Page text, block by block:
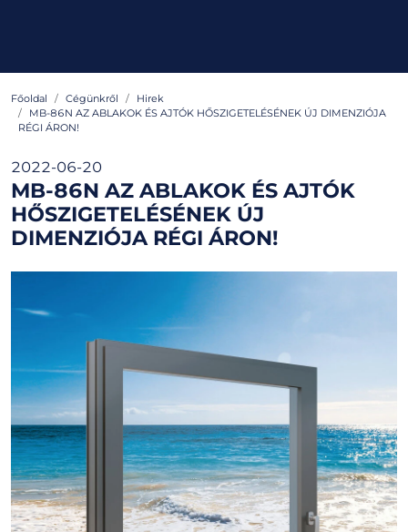
Főoldal Cégünkről
Hirek
MB-86N AZ ABLAKOK ÉS AJTÓK HŐSZIGETELÉSÉNEK ÚJ DIMENZIÓJA
RÉGI ÁRON!
2022-06-20
MB-86N AZ ABLAKOK ÉS AJTÓK
HŐSZIGETELÉSÉNEK ÚJ
DIMENZIÓJA RÉGI ÁRON!